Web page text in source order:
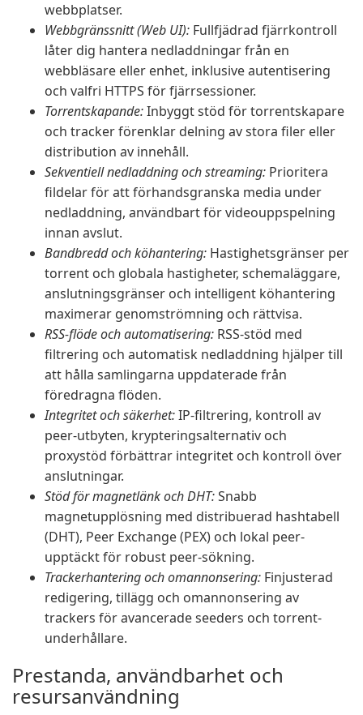
webbplatser.
Webbgränssnitt (Web UI): Fullfjädrad fjärrkontroll
låter dig hantera nedladdningar från en
webbläsare eller enhet, inklusive autentisering
och valfri HTTPS för fjärrsessioner.
Torrentskapande:Inbyggt stöd för torrentskapare
och tracker förenklar delning av stora filer eller
distribution av innehåll.
Sekventiell nedladdning och streaming: Prioritera
fildelar för att förhandsgranska media under
nedladdning, användbart för videouppspelning
innan avslut.
Bandbredd och köhantering: Hastighetsgränser per
torrent och globala hastigheter, schemaläggare,
anslutningsgränser och intelligent köhantering
maximerar genomströmning och rättvisa.
RSS-flöde och automatisering: RSS-stöd med
filtrering och automatisk nedladdning hjälper till
att hålla samlingarna uppdaterade från
föredragna flöden.
Integritet och säkerhet:IP-filtrering, kontroll av
peer-utbyten, krypteringsalternativ och
proxystöd förbättrar integritet och kontroll över
anslutningar.
Stöd för magnetlänk och DHT:Snabb
magnetupplösning med distribuerad hashtabell
(DHT), Peer Exchange (PEX) och lokal peer-
upptäckt för robust peer-sökning.
Trackerhantering och omannonsering: Finjusterad
redigering, tillägg och omannonsering av
trackers för avancerade seeders och torrent-
underhållare.
Prestanda, användbarhet och
resursanvändning